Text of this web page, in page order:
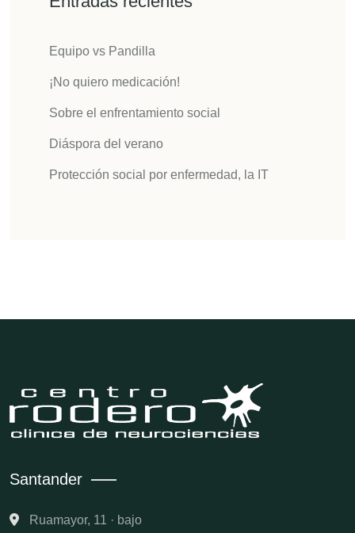
Equipo vs Pandilla
¡No quiero medicación!
Sobre el enfrentamiento social
Diáspora del verano
Protección social por enfermedad, la IT
Santander
Ruamayor, 11 · bajo